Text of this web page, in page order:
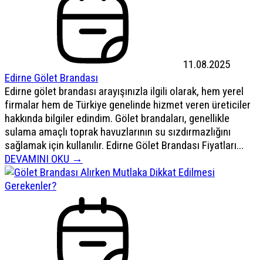
11.08.2025
Edirne Gölet Brandası
Edirne gölet brandası arayışınızla ilgili olarak, hem yerel
firmalar hem de Türkiye genelinde hizmet veren üreticiler
hakkında bilgiler edindim. Gölet brandaları, genellikle
sulama amaçlı toprak havuzlarının su sızdırmazlığını
sağlamak için kullanılır. Edirne Gölet Brandası Fiyatları...
DEVAMINI OKU →